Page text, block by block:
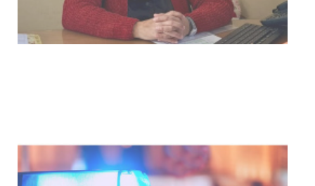
04-08-2026
NOTICIAS
Clases de Muai Thai en Complejo